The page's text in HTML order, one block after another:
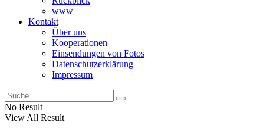
www
Kontakt
Über uns
Kooperationen
Einsendungen von Fotos
Datenschutzerklärung
Impressum
No Result
View All Result